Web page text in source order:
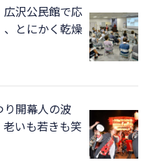
沢公民館で応
とにかく乾燥
開幕人の波
いも若きも笑